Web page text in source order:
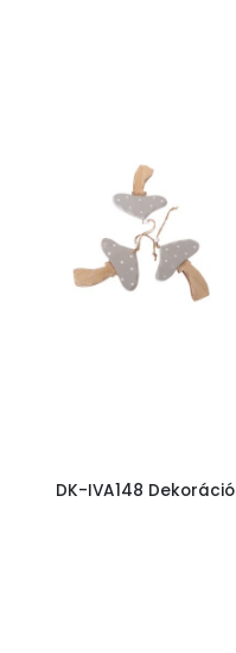
DK-IVA148 Dekoráció